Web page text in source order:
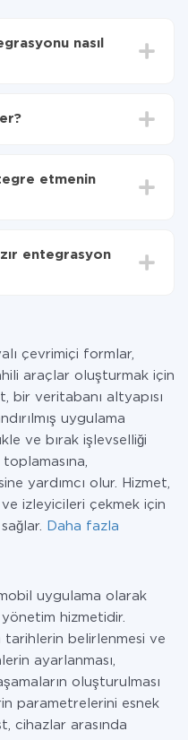
nasıl
etmenin
bir sisteminizden
ödeme yaparsınız.
entegrasyon
çevrimiçi formlar,
araçlar oluşturmak için
bir veritabanı altyapısı
uygulama
ve bırak işlevselliği
yardımcı olur. Hizmet,
izleyicileri çekmek için
Daha fazla
uygulama olarak
hizmetidir.
tarihlerin belirlenmesi ve
ayarlanması,
oluşturulması
parametrelerini esnek
cihazlar arasında